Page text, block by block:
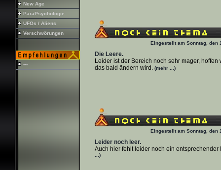
New Age
ParaPsychologie
UFOs / Aliens
Verschwörungen
---
Eingestellt am Sonntag, den
Die Leere.
Leider ist der Bereich noch sehr mager, hoffen
das bald ändern wird. (mehr ...)
Eingestellt am Sonntag, den
Leider noch leer.
Auch hier fehlt leider noch ein entsprechender
...)